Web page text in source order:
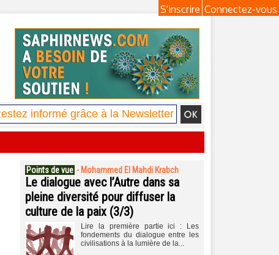
Connectez-vous
S'inscrire
Points de vue - Mohammed El Mahdi Krabch
Le dialogue avec l’Autre dans sa
pleine diversité pour diffuser la
culture de la paix (3/3)
Lire la première partie ici : Les
fondements du dialogue entre les
civilisations à la lumière de la...